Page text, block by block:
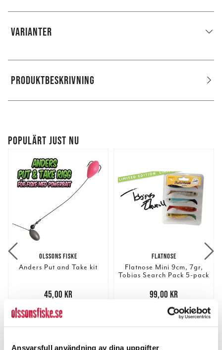
Ansvarsfull användning av dina uppgifter
VARIANTER
PRODUKTBESKRIVNING
POPULÄRT JUST NU
OLSSONS FISKE
Anders Put and Take kit
45,00 kr
45,00 kr
FLER ÄN 6 ST KVAR
FLATNOSE
Flatnose Mini 9cm, 7gr,
Tobias Search Pack 5-pack
99,00 kr
99,00 kr
TILLFÄLLIGT SLUT